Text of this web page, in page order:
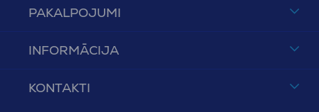
PAKALPOJUMI
INFORMĀCIJA
KONTAKTI